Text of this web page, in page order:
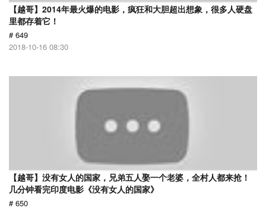
【越哥】2014年最火爆的电影，疯狂和大胆超出想象，很多人硬盘
里都存着它！
# 649
2018-10-16 08:30
【越哥】没有女人的国家，兄弟五人娶一个老婆，全村人都来抢！
几分钟看完印度电影《没有女人的国家》
# 650